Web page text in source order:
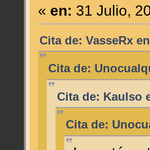
« en: 31 Julio,
Cita de: VasseRx
Cita de:
Cita de: Kaulso
Cita de: